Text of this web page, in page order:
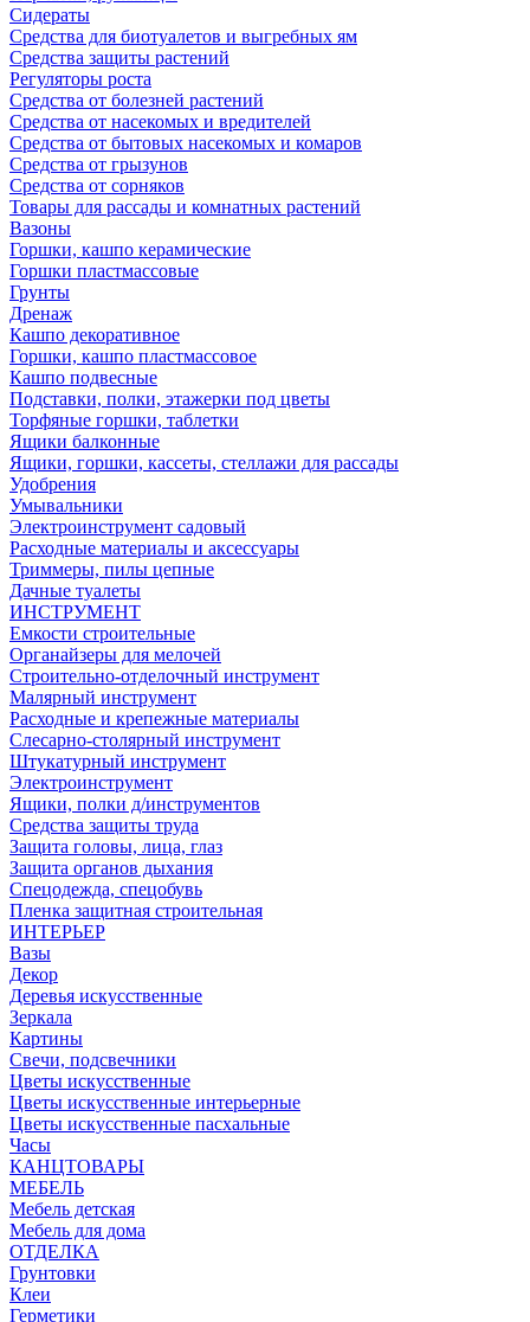
Сидераты
Средства для биотуалетов и выгребных ям
Средства защиты растений
Регуляторы роста
Средства от болезней растений
Средства от насекомых и вредителей
Средства от бытовых насекомых и комаров
Средства от грызунов
Средства от сорняков
Товары для рассады и комнатных растений
Вазоны
Горшки, кашпо керамические
Горшки пластмассовые
Грунты
Дренаж
Кашпо декоративное
Горшки, кашпо пластмассовое
Кашпо подвесные
Подставки, полки, этажерки под цветы
Торфяные горшки, таблетки
Ящики балконные
Ящики, горшки, кассеты, стеллажи для рассады
Удобрения
Умывальники
Электроинструмент садовый
Расходные материалы и аксессуары
Триммеры, пилы цепные
Дачные туалеты
ИНСТРУМЕНТ
Емкости строительные
Органайзеры для мелочей
Строительно-отделочный инструмент
Малярный инструмент
Расходные и крепежные материалы
Слесарно-столярный инструмент
Штукатурный инструмент
Электроинструмент
Ящики, полки д/инструментов
Средства защиты труда
Защита головы, лица, глаз
Защита органов дыхания
Спецодежда, спецобувь
Пленка защитная строительная
ИНТЕРЬЕР
Вазы
Декор
Деревья искусственные
Зеркала
Картины
Свечи, подсвечники
Цветы искусственные
Цветы искусственные интерьерные
Цветы искусственные пасхальные
Часы
КАНЦТОВАРЫ
МЕБЕЛЬ
Мебель детская
Мебель для дома
ОТДЕЛКА
Грунтовки
Клеи
Герметики